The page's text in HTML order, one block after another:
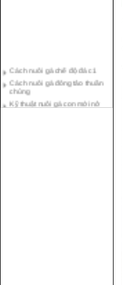
chủng
Kỹ thuật nuôi gà con mới nở